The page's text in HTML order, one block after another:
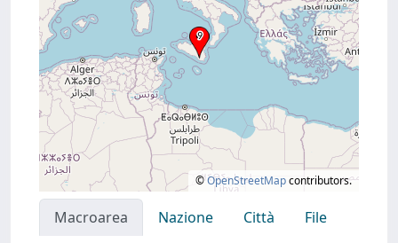
©OpenStreetMapcontributors.
Macroarea Nazione Città
File